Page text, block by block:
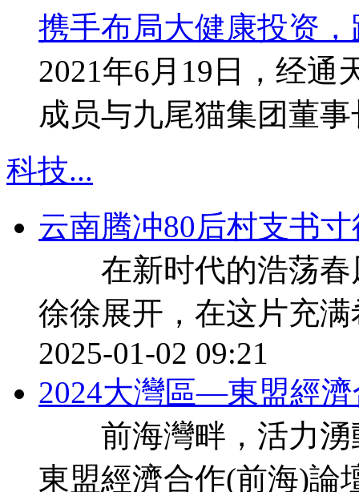
携手布局大健康投资
2021年6月19日，经通
成员与九尾猫集团董
科技...
云南腾冲80后村支书
在新时代的浩荡春
徐徐展开，在这片充
2025-01-02 09:21
2024大灣區—東盟經
前海灣畔，活力湧
東盟經濟合作(前海)論